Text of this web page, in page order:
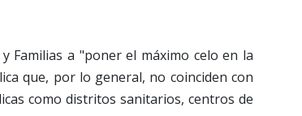
Familias a "poner el máximo celo en la
que, por lo general, no coinciden con
como distritos sanitarios, centros de